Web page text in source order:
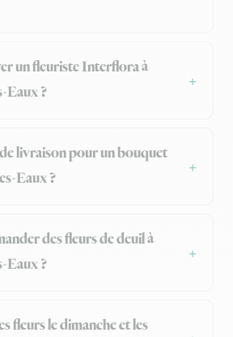
un fleuriste Interflora à
Eaux ?
livraison pour un bouquet
Eaux ?
des fleurs de deuil à
Eaux ?
fleurs le dimanche et les